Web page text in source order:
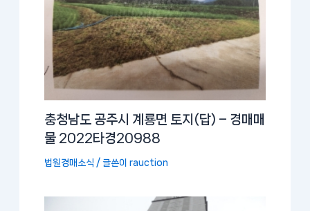
충청남도 공주시 계룡면 토지(답) – 경매매
물 2022타경20988
법원경매소식 / 글쓴이rauction